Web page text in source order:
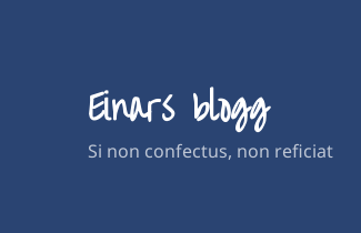
Einars blogg
Si non confectus, non reficiat